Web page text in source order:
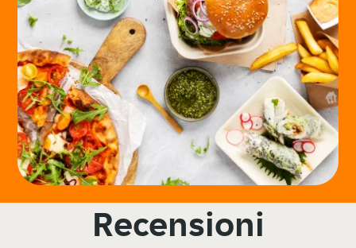
Recensioni